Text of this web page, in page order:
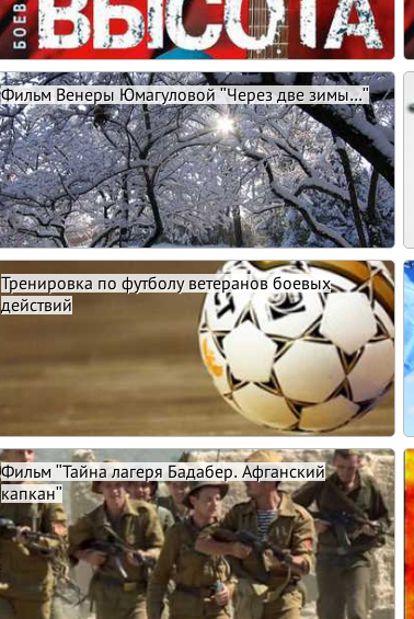
Фильм Венеры Юмагуловой "Через две зимы..."
Тренировка по футболу ветеранов боевых
действий
Фильм "Тайна лагеря Бадабер. Афганский
капкан"